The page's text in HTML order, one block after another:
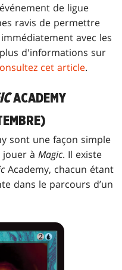
de ligue
ravis de permettre
avec les
d'informations sur
cet article.
ACADEMY
sont une façon simple
jouer àMagic. Il existe
Academy, chacun étant
dans le parcours d’un